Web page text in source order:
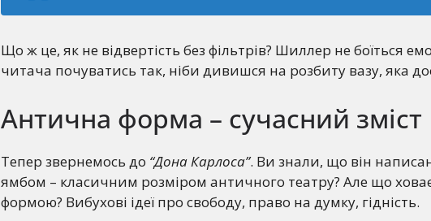
Що ж це, як не відвертість без фільтрів? Шиллер не боїться
читача почуватись так, ніби дивишся на розбиту вазу, яка
Антична форма – сучасний зміст
Тепер звернемось до “Дона Карлоса”. Ви знали, що він
ямбом – класичним розміром античного театру? Але що
формою? Вибухові ідеї про свободу, право на думку, гідність.